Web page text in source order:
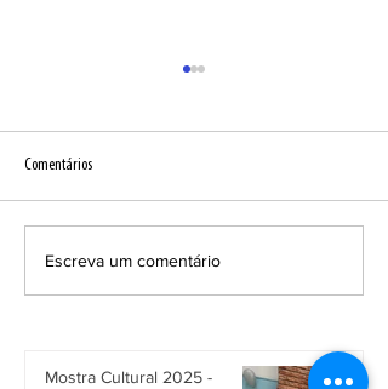
Comentários
Escreva um comentário
Mostra Cultural 2025 -